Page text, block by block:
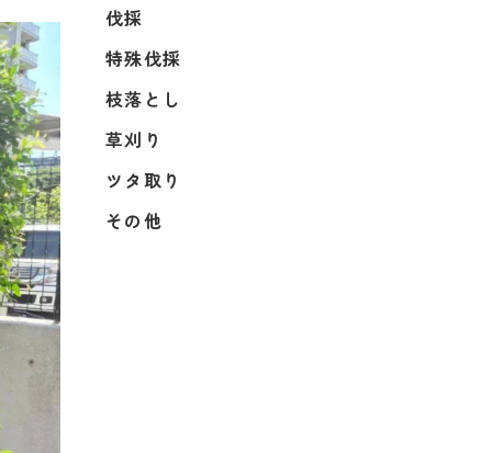
伐採
特殊伐採
枝落とし
草刈り
ツタ取り
その他